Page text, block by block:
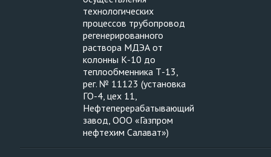
технологических
процессов трубопровод
регенерированного
раствора МДЭА от
колонны К-10 до
теплообменника Т-13,
рег. № 11123 (установка
ГО-4, цех 11,
Нефтеперерабатывающий
завод, ООО «Газпром
нефтехим Салават»)